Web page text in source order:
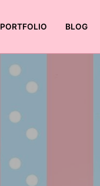
PORTFOLIO BLOG